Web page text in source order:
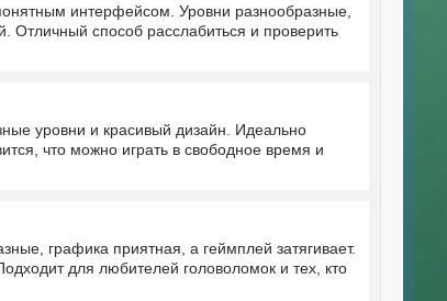
интерфейсом. Уровни разнообразные,
Отличный способ расслабиться и проверить
уровни и красивый дизайн. Идеально
что можно играть в свободное время и
графика приятная, а геймплей затягивает.
для любителей головоломок и тех, кто